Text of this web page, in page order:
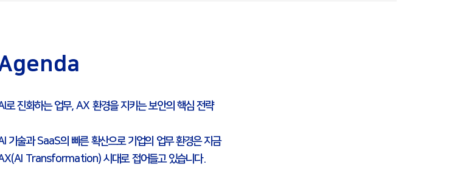
로 진화하는 업무, AX 환경을 지키는 보안의 핵심 전략
기술과 SaaS의 빠른 확산으로 기업의 업무 환경은 지금
Transformation) 시대로 접어들고 있습니다.